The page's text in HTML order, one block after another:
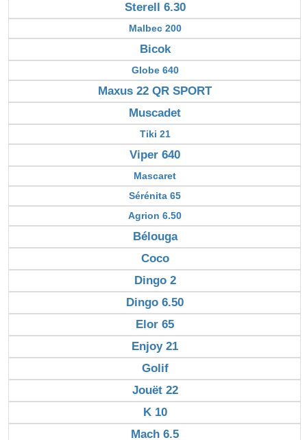
Sterell 6.30
Malbec 200
Bicok
Globe 640
Maxus 22 QR SPORT
Muscadet
Tiki 21
Viper 640
Mascaret
Sérénita 65
Agrion 6.50
Bélouga
Coco
Dingo 2
Dingo 6.50
Elor 65
Enjoy 21
Golif
Jouët 22
K 10
Mach 6.5